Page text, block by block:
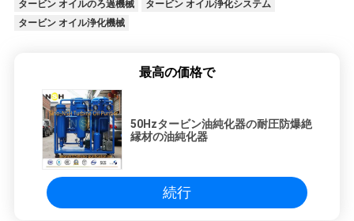
な
PRIVACY
タービン オイルのろ過機械
タービン オイル浄化システム
タービン オイル浄化機械
最高の価格で
50Hzタービン油純化器の耐圧防爆絶
縁材の油純化器
続行